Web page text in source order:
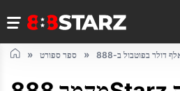
ספר ספורט